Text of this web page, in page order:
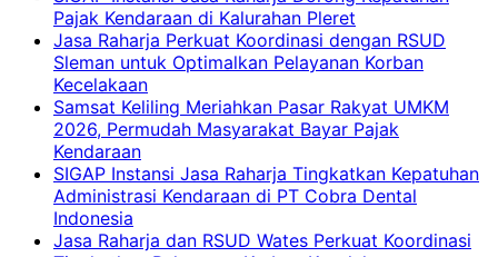
Pajak Kendaraan di Kalurahan Pleret
Jasa Raharja Perkuat Koordinasi dengan RSUD
Sleman untuk Optimalkan Pelayanan Korban
Kecelakaan
Samsat Keliling Meriahkan Pasar Rakyat UMKM
2026, Permudah Masyarakat Bayar Pajak
Kendaraan
SIGAP Instansi Jasa Raharja Tingkatkan Kepatuhan
Administrasi Kendaraan di PT Cobra Dental
Indonesia
Jasa Raharja dan RSUD Wates Perkuat Koordinasi